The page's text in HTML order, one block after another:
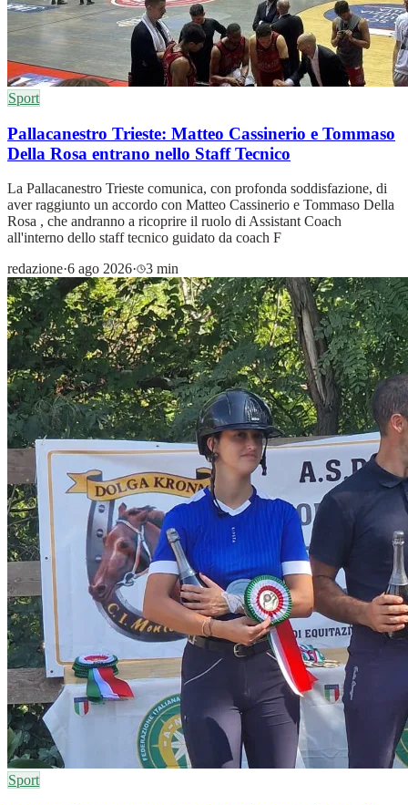
Sport
Pallacanestro Trieste: Matteo Cassinerio e Tommaso
Della Rosa entrano nello Staff Tecnico
La Pallacanestro Trieste comunica, con profonda soddisfazione, di
aver raggiunto un accordo con Matteo Cassinerio e Tommaso Della
Rosa , che andranno a ricoprire il ruolo di Assistant Coach
all'interno dello staff tecnico guidato da coach F
redazione·6 ago 2026· 3 min
Sport